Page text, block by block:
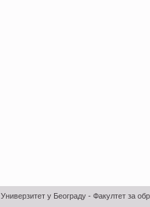
Универзитет у Београду - Факултет за